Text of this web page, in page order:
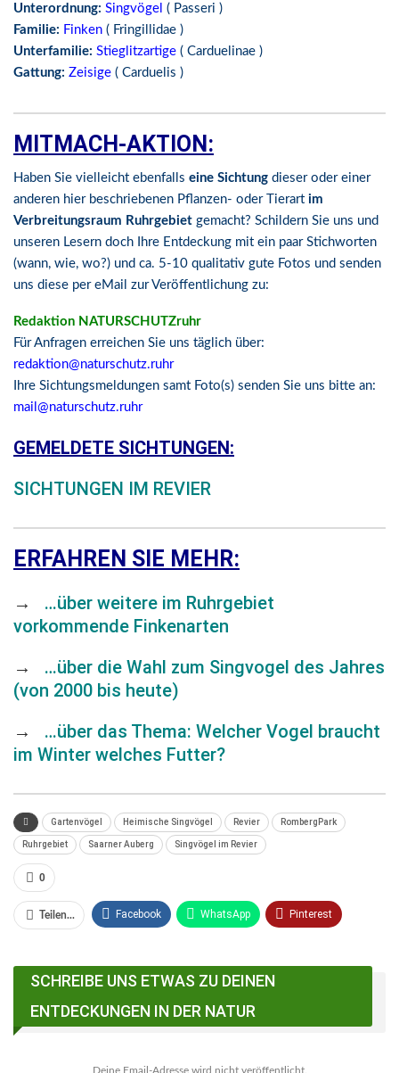
Unterordnung: Singvögel ( Passeri )
Familie: Finken ( Fringillidae )
Unterfamilie: Stieglitzartige ( Carduelinae )
Gattung: Zeisige ( Carduelis )
MITMACH-AKTION:
Haben Sie vielleicht ebenfalls eine Sichtung dieser oder einer
anderen hier beschriebenen Pflanzen- oder Tierart im
Verbreitungsraum Ruhrgebiet gemacht? Schildern Sie uns und
unseren Lesern doch Ihre Entdeckung mit ein paar Stichworten
(wann, wie, wo?) und ca. 5-10 qualitativ gute Fotos und senden
uns diese per eMail zur Veröffentlichung zu:
Redaktion NATURSCHUTZruhr
Für Anfragen erreichen Sie uns täglich über:
redaktion@naturschutz.ruhr
Ihre Sichtungsmeldungen samt Foto(s) senden Sie uns bitte an:
mail@naturschutz.ruhr
GEMELDETE SICHTUNGEN:
SICHTUNGEN IM REVIER
ERFAHREN SIE MEHR:
→ …über weitere im Ruhrgebiet
vorkommende Finkenarten
→ …über die Wahl zum Singvogel des Jahres
(von 2000 bis heute)
→ …über das Thema: Welcher Vogel braucht
im Winter welches Futter?
Gartenvögel Heimische Singvögel Revier RombergPark
Ruhrgebiet Saarner Auberg Singvögel im Revier
0
Teilen... Facebook WhatsApp Pinterest
Facebook Messenger
SCHREIBE UNS ETWAS ZU DEINEN
ENTDECKUNGEN IN DER NATUR
Deine Email-Adresse wird nicht veröffentlicht.